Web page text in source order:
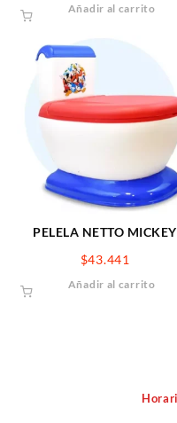
Añadir al carrito
PELELA NETTO MICKEY
$43.441
Añadir al carrito